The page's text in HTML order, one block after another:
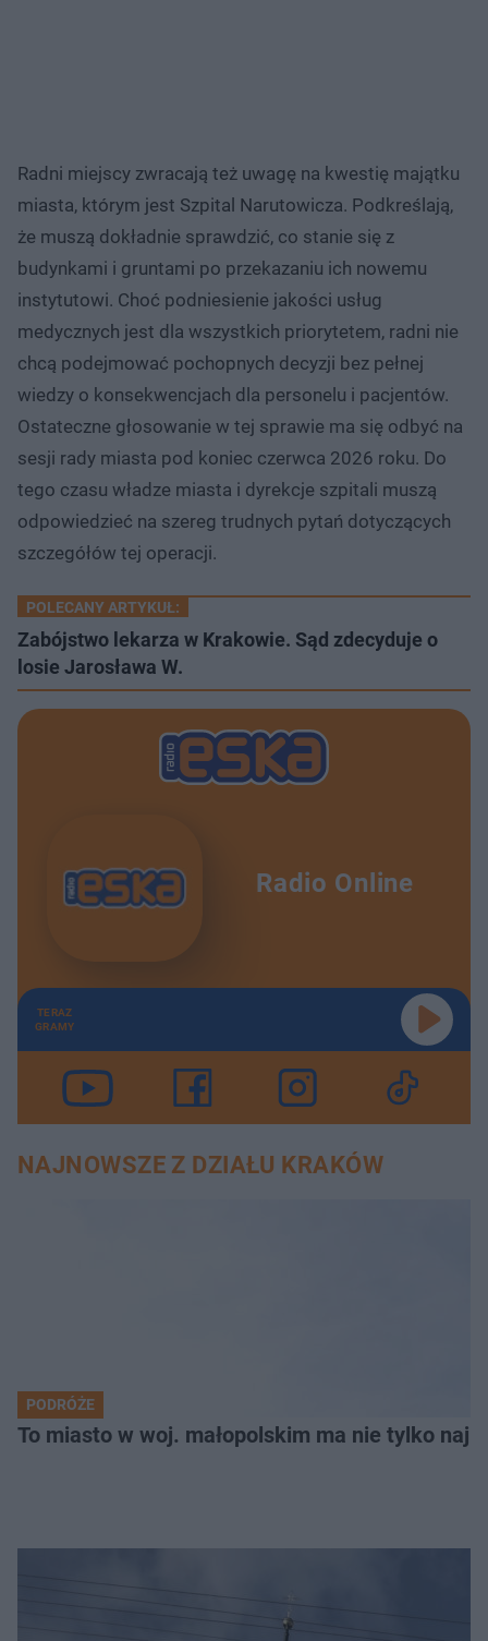
Radni miejscy zwracają też uwagę na kwestię majątku
miasta, którym jest Szpital Narutowicza. Podkreślają,
że muszą dokładnie sprawdzić, co stanie się z
budynkami i gruntami po przekazaniu ich nowemu
instytutowi. Choć podniesienie jakości usług
medycznych jest dla wszystkich priorytetem, radni nie
chcą podejmować pochopnych decyzji bez pełnej
wiedzy o konsekwencjach dla personelu i pacjentów.
Ostateczne głosowanie w tej sprawie ma się odbyć na
sesji rady miasta pod koniec czerwca 2026 roku. Do
tego czasu władze miasta i dyrekcje szpitali muszą
odpowiedzieć na szereg trudnych pytań dotyczących
szczegółów tej operacji.
POLECANY ARTYKUŁ:
Zabójstwo lekarza w Krakowie. Sąd zdecyduje o
losie Jarosława W.
Radio Online
TERAZ
GRAMY
NAJNOWSZE Z DZIAŁU KRAKÓW
PODRÓŻE
To miasto w woj. małopolskim ma nie tylko